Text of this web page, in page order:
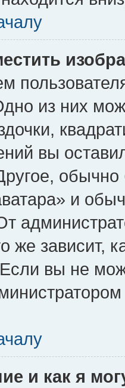
из них
вы
и
же зависит,
вы не
и как я